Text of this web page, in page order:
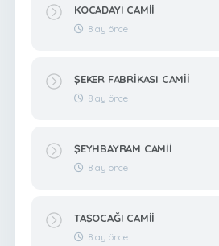
KOCADAYI CAMİİ
8 ay önce
ŞEKER FABRİKASI CAMİİ
8 ay önce
ŞEYHBAYRAM CAMİİ
8 ay önce
TAŞOCAĞI CAMİİ
8 ay önce